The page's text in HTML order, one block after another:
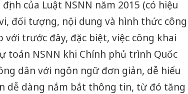
của Luật NSNN năm 2015 (có hiệu
đối tượng, nội dung và hình thức công
trước đây, đặc biệt, việc công khai
toán NSNN khi Chính phủ trình Quốc
dân với ngôn ngữ đơn giản, dễ hiểu
dễ dàng nắm bắt thông tin, từ đó tăng